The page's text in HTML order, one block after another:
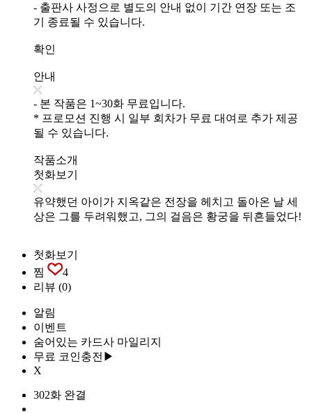
- 출판사 사정으로 별도의 안내 없이 기간 연장 또는 조
기 종료될 수 있습니다.
확인
안내
- 본 작품은 1~30화 무료입니다.
* 프로모션 진행 시 일부 회차가 무료 대여로 추가 제공
될 수 있습니다.
작품소개
첫화보기
유약했던 아이가 지옥같은 전장을 헤치고 돌아온 날 세
상은 그를 두려워했고, 그의 걸음은 황궁을 뒤흔들었다!
첫화보기
찜
4
리뷰 (0)
알림
이벤트
숨어있는 카드사 마일리지
무료 코인충전▶
X
302화 완결